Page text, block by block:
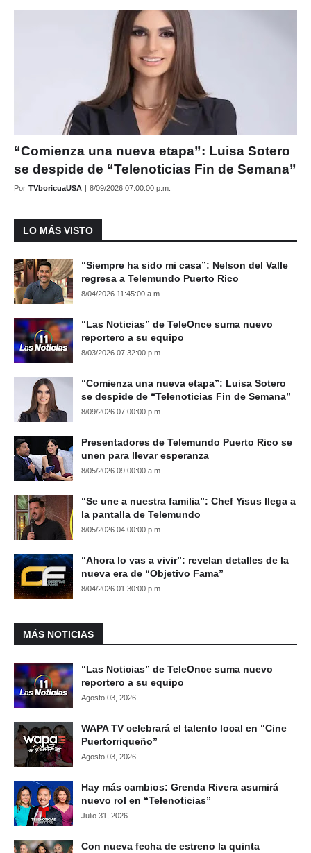
“Comienza una nueva etapa”: Luisa Sotero
se despide de “Telenoticias Fin de Semana”
Por TVboricuaUSA | 8/09/2026 07:00:00 p.m.
LO MÁS VISTO
“Siempre ha sido mi casa”: Nelson del Valle
regresa a Telemundo Puerto Rico
8/04/2026 11:45:00 a.m.
“Las Noticias” de TeleOnce suma nuevo
reportero a su equipo
8/03/2026 07:32:00 p.m.
“Comienza una nueva etapa”: Luisa Sotero
se despide de “Telenoticias Fin de Semana”
8/09/2026 07:00:00 p.m.
Presentadores de Telemundo Puerto Rico se
unen para llevar esperanza
8/05/2026 09:00:00 a.m.
“Se une a nuestra familia”: Chef Yisus llega a
la pantalla de Telemundo
8/05/2026 04:00:00 p.m.
“Ahora lo vas a vivir”: revelan detalles de la
nueva era de “Objetivo Fama”
8/04/2026 01:30:00 p.m.
MÁS NOTICIAS
“Las Noticias” de TeleOnce suma nuevo
reportero a su equipo
Agosto 03, 2026
WAPA TV celebrará el talento local en “Cine
Puertorriqueño”
Agosto 03, 2026
Hay más cambios: Grenda Rivera asumirá
nuevo rol en “Telenoticias”
Julio 31, 2026
Con nueva fecha de estreno la quinta